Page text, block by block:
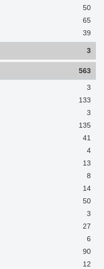
50
65
39
3
563
3
133
3
135
41
4
13
8
14
50
3
27
6
90
12